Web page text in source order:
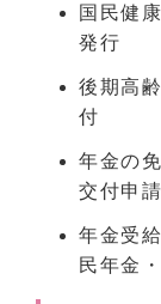
国民健
発行
後期高
付
年金の
交付申
年金受
民年金